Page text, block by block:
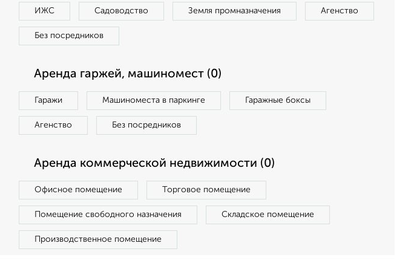
ИЖС Садоводство Земля промназначения Агенство
Без посредников
Аренда гаржей, машиномест (0)
Гаражи Машиноместа в паркинге Гаражные боксы
Агенство Без посредников
Аренда коммерческой недвижимости (0)
Офисное помещение Торговое помещение
Помещение свободного назначения Складское помещение
Производственное помещение